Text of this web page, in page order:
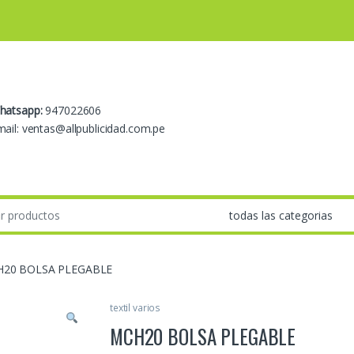
947022606
ventas@allpublicidad.com.pe
BOLSA PLEGABLE
textil varios
MCH20 BOLSA PLEGABLE